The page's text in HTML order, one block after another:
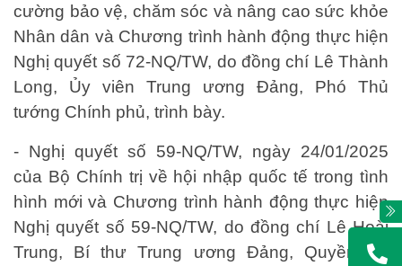
cường bảo vệ, chăm sóc và nâng cao sức khỏe
Nhân dân và Chương trình hành động thực hiện
Nghị quyết số 72-NQ/TW, do đồng chí Lê Thành
Long, Ủy viên Trung ương Đảng, Phó Thủ
tướng Chính phủ, trình bày.
- Nghị quyết số 59-NQ/TW, ngày 24/01/2025
của Bộ Chính trị về hội nhập quốc tế trong tình
hình mới và Chương trình hành động thực hiện
Nghị quyết số 59-NQ/TW, do đồng chí Lê Hoài
Trung, Bí thư Trung ương Đảng, Quyền Bộ